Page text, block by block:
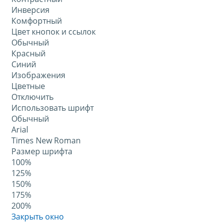
Инверсия
Комфортный
Цвет кнопок и ссылок
Обычный
Красный
Синий
Изображения
Цветные
Отключить
Использовать шрифт
Обычный
Arial
Times New Roman
Размер шрифта
100%
125%
150%
175%
200%
Закрыть окно